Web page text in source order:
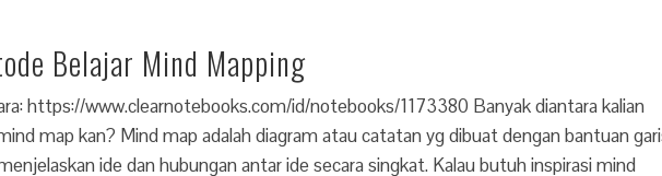
Belajar Mind Mapping
https://www.clearnotebooks.com/id/notebooks/1173380 Banyak diantara kalian
map kan? Mind map adalah diagram atau catatan yg dibuat dengan bantuan
ide dan hubungan antar ide secara singkat. Kalau butuh inspirasi mind